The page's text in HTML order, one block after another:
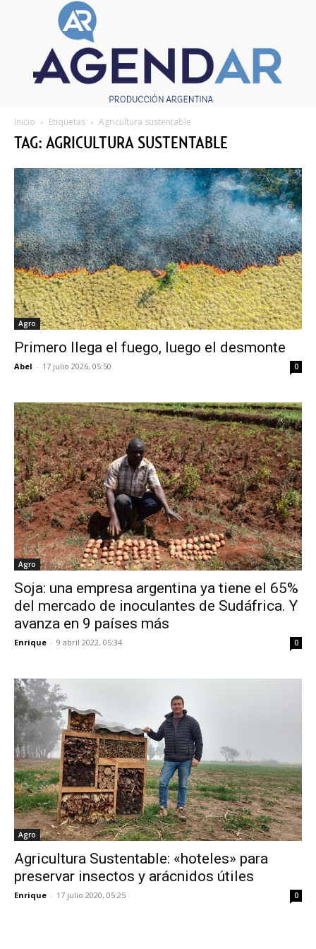
Inicio Etiquetas Agricultura sustentable
TAG: AGRICULTURA SUSTENTABLE
Agro
Primero llega el fuego, luego el desmonte
Abel - 17 julio 2026, 05:50 0
Agro
Soja: una empresa argentina ya tiene el 65%
del mercado de inoculantes de Sudáfrica. Y
avanza en 9 países más
Enrique - 9 abril 2022, 05:34 0
Agro
Agricultura Sustentable: «hoteles» para
preservar insectos y arácnidos útiles
Enrique - 17 julio 2020, 05:25 0